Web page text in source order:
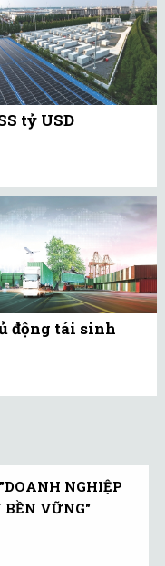
tỷ USD
động tái sinh
NGHIỆP
BỀN VỮNG"